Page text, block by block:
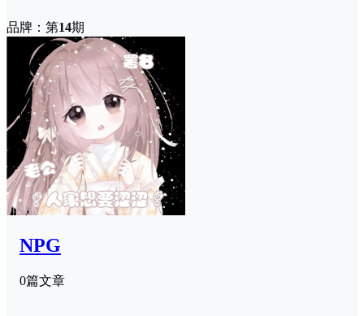
品牌：第14期
NPG
0篇文章